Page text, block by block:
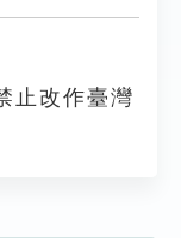
止改作臺灣